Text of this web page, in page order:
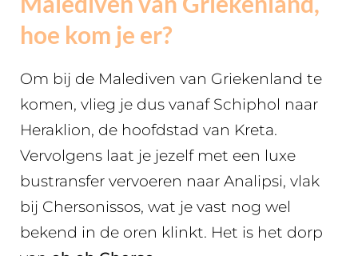
hoe kom je er?
Om bij de Malediven van Griekenland te
komen, vlieg je dus vanaf Schiphol naar
Heraklion, de hoofdstad van Kreta.
Vervolgens laat je jezelf met een luxe
bustransfer vervoeren naar Analipsi, vlak
bij Chersonissos, wat je vast nog wel
bekend in de oren klinkt. Het is het dorp